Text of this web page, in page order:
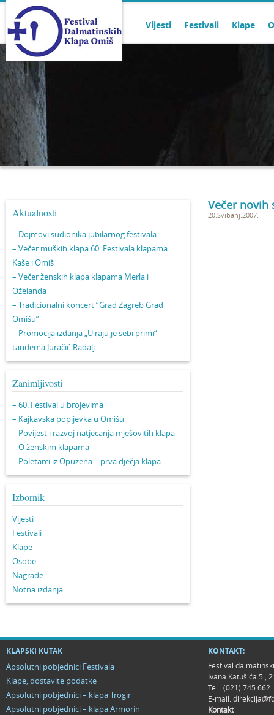
Vijesti Festivali Klape
Aktualnosti
– Dojmovi sudionika jubilarnog festivala
– Večer muških klapa 60. Festivala klapama
Kaše i Omiš
– Večer ženskih klapa klapama Merla i
Oželanda
– Tradicionalni koncert “Grad Zagreb Grad
Omišu”
– Promocija izdanja „U raju je sebi primi“
tandema Juračić-Radalj
Zanimljivosti
– 60. Festival u brojevima
– Kajkavska popijevka u Omišu
– Povijest i razvoj natjecanja mješovitih klapa
– O ženskim klapama
– Poletarci iz Opuzena – prva dječja klapa
Izbornik
Vijesti
Festivali
Klape
Osobe
Nagrade
Notna izdanja
Večer novih
20.Svibanj.2007.
KLAPSKI KUTAK
Apsolutni pobjednici Festivala
Klape, dostavite podatke
Apsolutni pobjednici – klapa Trogir
Apsolutni pobjednici – klapa Armorin
KONTAKT:
Festival
Ivana Katušića 5 ,
Tel.: (021) 745 662
E-mail:
Kontakt